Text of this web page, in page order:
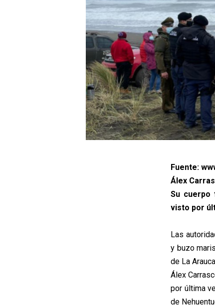
Fuente:
Álex
Su cuerpo
visto por
Las
y buzo
de La
Álex
por última
de